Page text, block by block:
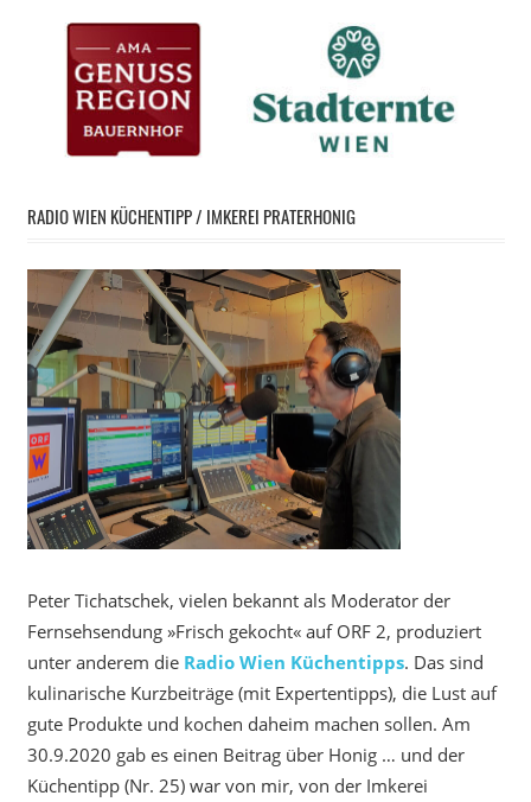
RADIO WIEN KÜCHENTIPP / IMKEREI PRATERHONIG
Peter Tichatschek, vielen bekannt als Moderator der
Fernsehsendung »Frisch gekocht« auf ORF 2, produziert
unter anderem die Radio Wien Küchentipps. Das sind
kulinarische Kurzbeiträge (mit Expertentipps), die Lust auf
gute Produkte und kochen daheim machen sollen. Am
30.9.2020 gab es einen Beitrag über Honig … und der
Küchentipp (Nr. 25) war von mir, von der Imkerei